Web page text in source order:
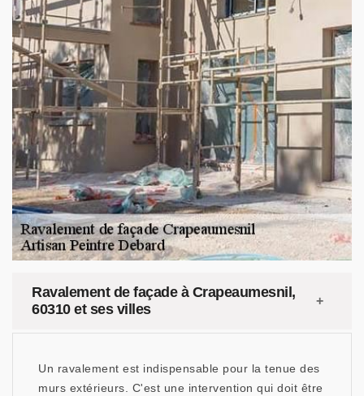
Ravalement de façade à Crapeaumesnil,
60310 et ses villes
Un ravalement est indispensable pour la tenue des
murs extérieurs. C'est une intervention qui doit être